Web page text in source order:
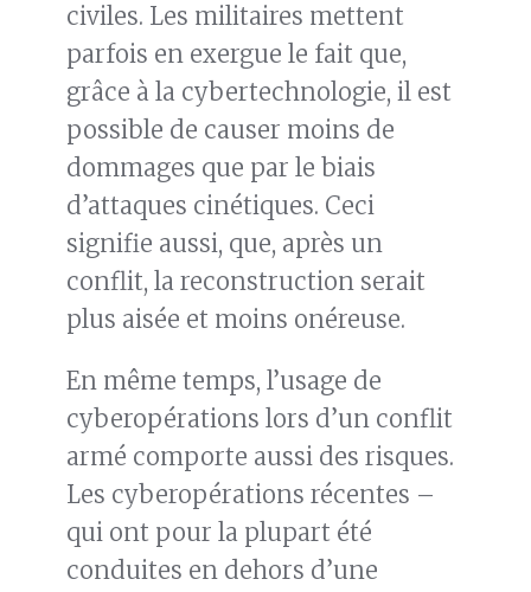
civiles. Les militaires mettent
parfois en exergue le fait que,
grâce à la cybertechnologie, il est
possible de causer moins de
dommages que par le biais
d’attaques cinétiques. Ceci
signifie aussi, que, après un
conflit, la reconstruction serait
plus aisée et moins onéreuse.
En même temps, l’usage de
cyberopérations lors d’un conflit
armé comporte aussi des risques.
Les cyberopérations récentes –
qui ont pour la plupart été
conduites en dehors d’une